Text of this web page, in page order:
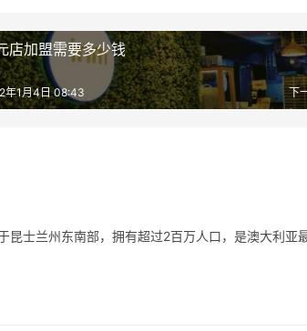
店加盟需要多少钱
下
年1月4日 08:43
士兰州东南部，拥有超过2百万人口，是澳大利亚